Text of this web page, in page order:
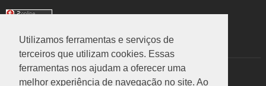
Utilizamos ferramentas e serviços de
terceiros que utilizam cookies. Essas
ferramentas nos ajudam a oferecer uma
melhor experiência de navegação no site. Ao
TRANSLATE
Select Language▼